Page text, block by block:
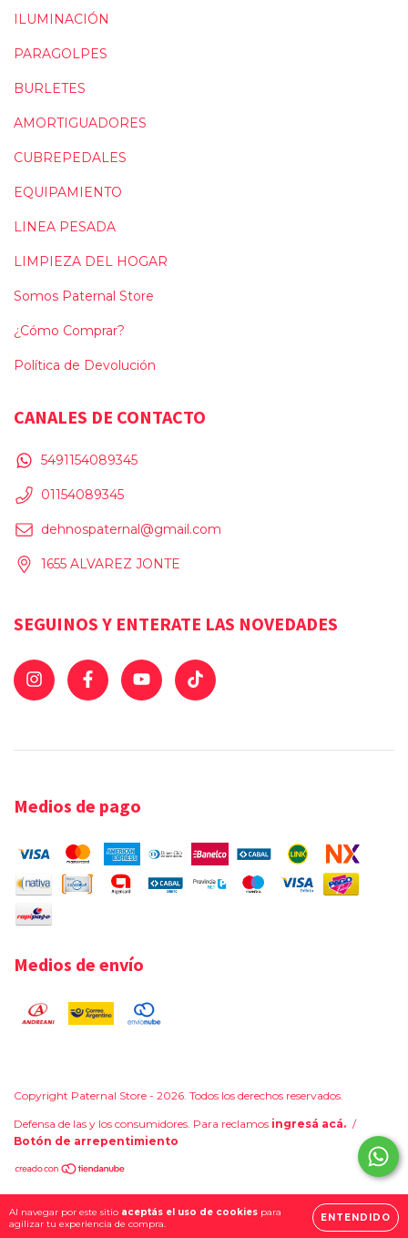
Al navegar por este sitio aceptás el uso de cookies para
agilizar tu experiencia de compra.
ENTENDIDO
ILUMINACIÓN
PARAGOLPES
BURLETES
AMORTIGUADORES
CUBREPEDALES
EQUIPAMIENTO
LINEA PESADA
LIMPIEZA DEL HOGAR
Somos Paternal Store
¿Cómo Comprar?
Política de Devolución
CANALES DE CONTACTO
5491154089345
01154089345
dehnospaternal@gmail.com
1655 ALVAREZ JONTE
SEGUINOS Y ENTERATE LAS NOVEDADES
Medios de pago
Medios de envío
Copyright Paternal Store - 2026. Todos los derechos reservados.
Defensa de las y los consumidores. Para reclamos ingresá acá. /
Botón de arrepentimiento